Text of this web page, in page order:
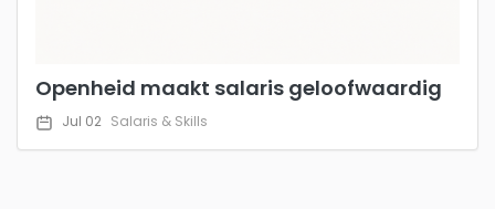
Openheid maakt salaris geloofwaardig
Jul 02 Salaris & Skills